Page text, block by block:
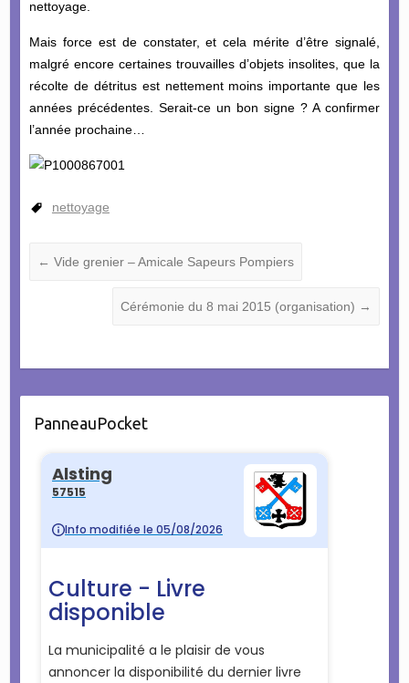
nettoyage.
Mais force est de constater, et cela mérite d’être signalé,
malgré encore certaines trouvailles d’objets insolites, que la
récolte de détritus est nettement moins importante que les
années précédentes. Serait-ce un bon signe ? A confirmer
l’année prochaine…
nettoyage
← Vide grenier – Amicale Sapeurs Pompiers
Cérémonie du 8 mai 2015 (organisation) →
PanneauPocket